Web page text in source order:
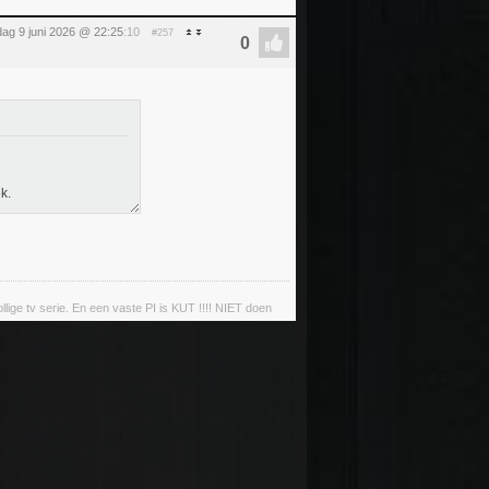
9 juni 2026 @ 22:25:10 #257
tv serie. En een vaste PI is KUT !!!! NIET doen